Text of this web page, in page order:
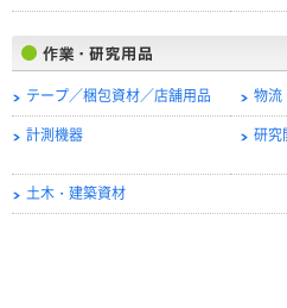
テープ／梱包資材／店舗用品 物流
計測機器 研究
土木・建築資材